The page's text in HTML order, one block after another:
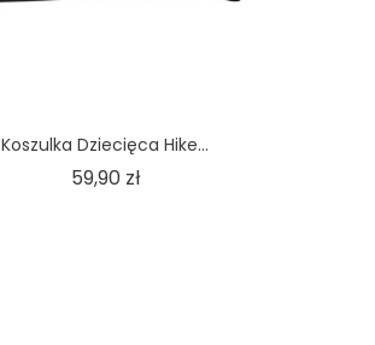
Koszulka Dziecięca Hike...
59,90 złCena